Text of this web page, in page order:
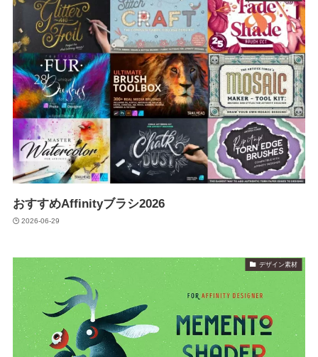
おすすめAffinityブラシ2026
2026-06-29
デザイン素材